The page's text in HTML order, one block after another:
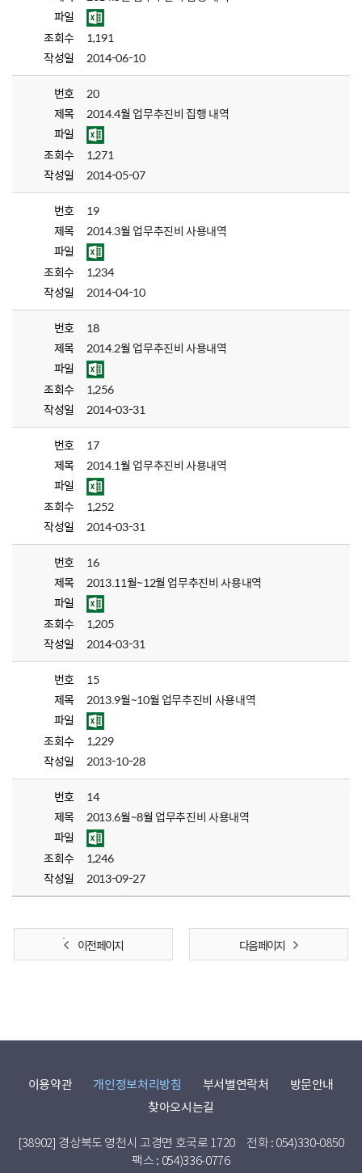
파일
조회수
1,191
작성일
2014-06-10
번호
20
제목
2014.4월 업무추진비 집행 내역
파일
조회수
1,271
작성일
2014-05-07
번호
19
제목
2014.3월 업무추진비 사용내역
파일
조회수
1,234
작성일
2014-04-10
번호
18
제목
2014.2월 업무추진비 사용내역
파일
조회수
1,256
작성일
2014-03-31
번호
17
제목
2014.1월 업무추진비 사용내역
파일
조회수
1,252
작성일
2014-03-31
번호
16
제목
2013.11월~12월 업무추진비 사용내역
파일
조회수
1,205
작성일
2014-03-31
번호
15
제목
2013.9월~10월 업무추진비 사용내역
파일
조회수
1,229
작성일
2013-10-28
번호
14
제목
2013.6월~8월 업무추진비 사용내역
파일
조회수
1,246
작성일
2013-09-27
이전 페이지 다음 페이지
이용약관 개인정보처리방침 부서별연락처
방문안내
찾아오시는길
[38902] 경상북도 영천시 고경면 호국로 1720
전화 : 054)330-0850
팩스 : 054)336-0776